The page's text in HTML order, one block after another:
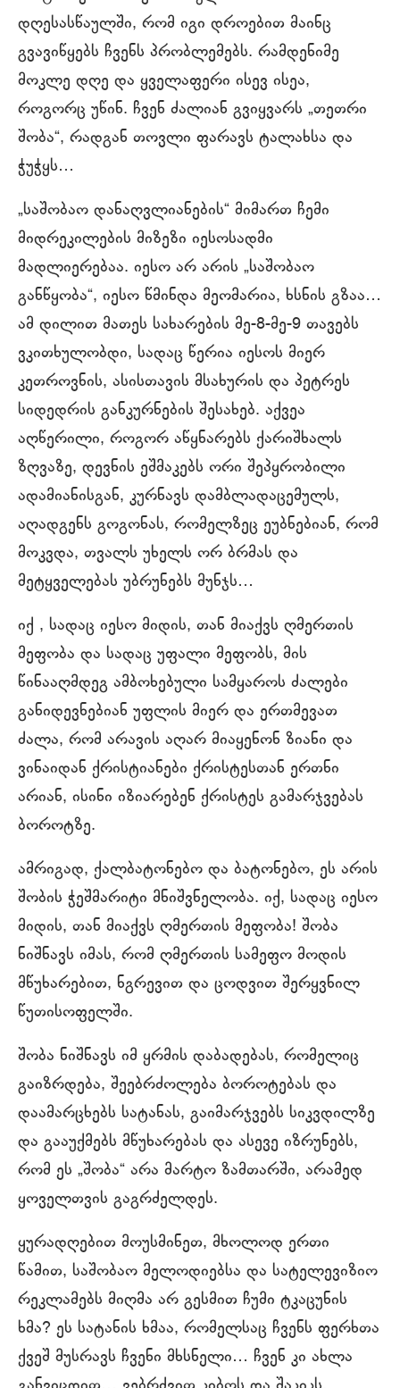
დღესასწაულში, რომ იგი დროებით მაინც
გვავიწყებს ჩვენს პრობლემებს. რამდენიმე
მოკლე დღე და ყველაფერი ისევ ისეა,
როგორც უწინ. ჩვენ ძალიან გვიყვარს „თეთრი
შობა“, რადგან თოვლი ფარავს ტალახსა და
ჭუჭყს…
„საშობაო დანაღვლიანების“ მიმართ ჩემი
მიდრეკილების მიზეზი იესოსადმი
მადლიერებაა. იესო არ არის „საშობაო
განწყობა“, იესო წმინდა მეომარია, ხსნის გზაა…
ამ დილით მათეს სახარების მე-8-მე-9 თავებს
ვკითხულობდი, სადაც წერია იესოს მიერ
კეთროვნის, ასისთავის მსახურის და პეტრეს
სიდედრის განკურნების შესახებ. აქვეა
აღწერილი, როგორ აწყნარებს ქარიშხალს
ზღვაზე, დევნის ეშმაკებს ორი შეპყრობილი
ადამიანისგან, კურნავს დამბლადაცემულს,
აღადგენს გოგონას, რომელზეც ეუბნებიან, რომ
მოკვდა, თვალს უხელს ორ ბრმას და
მეტყველებას უბრუნებს მუნჯს…
იქ , სადაც იესო მიდის, თან მიაქვს ღმერთის
მეფობა და სადაც უფალი მეფობს, მის
წინააღმდეგ ამბოხებული სამყაროს ძალები
განიდევნებიან უფლის მიერ და ერთმევათ
ძალა, რომ არავის აღარ მიაყენონ ზიანი და
ვინაიდან ქრისტიანები ქრისტესთან ერთნი
არიან, ისინი იზიარებენ ქრისტეს გამარჯვებას
ბოროტზე.
ამრიგად, ქალბატონებო და ბატონებო, ეს არის
შობის ჭეშმარიტი მნიშვნელობა. იქ, სადაც იესო
მიდის, თან მიაქვს ღმერთის მეფობა! შობა
ნიშნავს იმას, რომ ღმერთის სამეფო მოდის
მწუხარებით, ნგრევით და ცოდვით შერყვნილ
წუთისოფელში.
შობა ნიშნავს იმ ყრმის დაბადებას, რომელიც
გაიზრდება, შეებრძოლება ბოროტებას და
დაამარცხებს სატანას, გაიმარჯვებს სიკვდილზე
და გააუქმებს მწუხარებას და ასევე იზრუნებს,
რომ ეს „შობა“ არა მარტო ზამთარში, არამედ
ყოველთვის გაგრძელდეს.
ყურადღებით მოუსმინეთ, მხოლოდ ერთი
წამით, საშობაო მელოდიებსა და სატელევიზიო
რეკლამებს მიღმა არ გესმით ჩუმი ტკაცუნის
ხმა? ეს სატანის ხმაა, რომელსაც ჩვენს ფერხთა
ქვეშ მუსრავს ჩვენი მხსნელი… ჩვენ კი ახლა